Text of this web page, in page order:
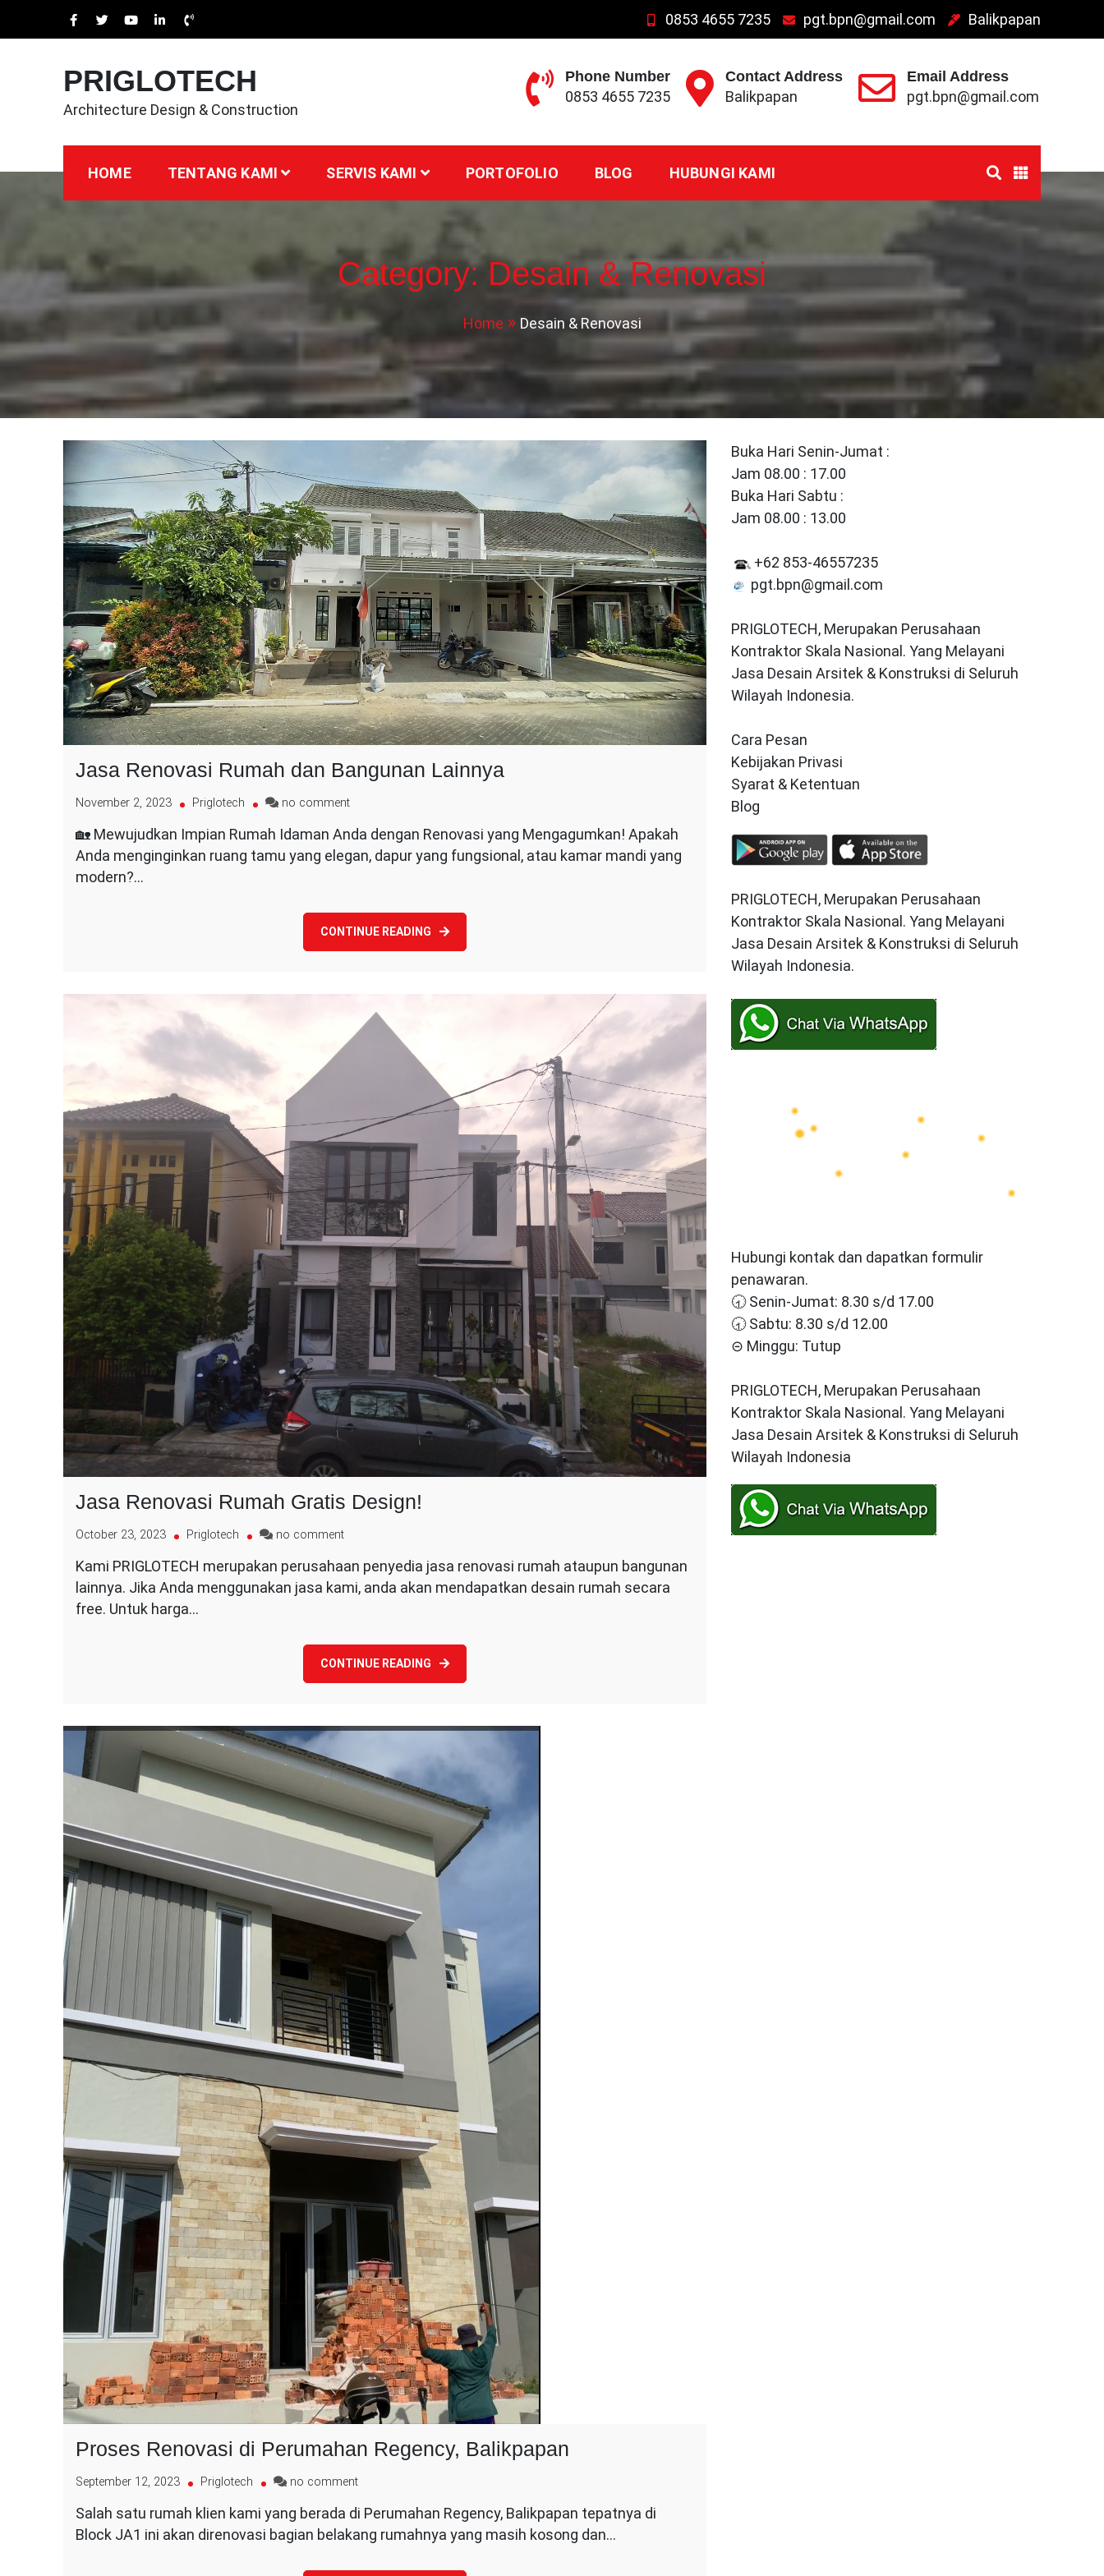
0853 4655 7235 pgt.bpn@gmail.com Balikpapan
PRIGLOTECH
Architecture Design & Construction
Phone Number
0853 4655 7235
Contact Address
Balikpapan
Email Address
pgt.bpn@gmail.com
HOME TENTANG KAMI SERVIS KAMI PORTOFOLIO BLOG HUBUNGI KAMI
Category: Desain & Renovasi
Home Desain & Renovasi
Jasa Renovasi Rumah dan Bangunan Lainnya
November 2, 2023 Priglotech no commenton
Renovasi
Rumah
🏡 Mewujudkan Impian Rumah Idaman Anda dengan Renovasi yang Mengagumkan! Apakah
Anda menginginkan ruang tamu yang elegan, dapur yang fungsional, atau kamar mandi yang
modern?…
CONTINUE READING
Jasa Renovasi Rumah Gratis Design!
October 23, 2023 Priglotech no commenton
Renovasi
Rumah
Kami PRIGLOTECH merupakan perusahaan penyedia jasa renovasi rumah ataupun bangunan
lainnya. Jika Anda menggunakan jasa kami, anda akan mendapatkan desain rumah secara
free. Untuk harga…
CONTINUE READING
Proses Renovasi di Perumahan Regency, Balikpapan
September 12, 2023 Priglotech no commenton
Renovasi
di
Regency,
Salah satu rumah klien kami yang berada di Perumahan Regency, Balikpapan tepatnya di
Block JA1 ini akan direnovasi bagian belakang rumahnya yang masih kosong dan…
Buka Hari Senin-Jumat :
Jam 08.00 : 17.00
Buka Hari Sabtu :
Jam 08.00 : 13.00
+62 853-46557235
pgt.bpn@gmail.com
PRIGLOTECH, Merupakan Perusahaan
Kontraktor Skala Nasional. Yang Melayani
Jasa Desain Arsitek & Konstruksi di Seluruh
Wilayah Indonesia.
Cara Pesan
Kebijakan Privasi
Syarat & Ketentuan
Blog
PRIGLOTECH, Merupakan Perusahaan
Kontraktor Skala Nasional. Yang Melayani
Jasa Desain Arsitek & Konstruksi di Seluruh
Wilayah Indonesia.
Hubungi kontak dan dapatkan formulir
penawaran.
🕣 Senin-Jumat: 8.30 s/d 17.00
🕣 Sabtu: 8.30 s/d 12.00
⊝ Minggu: Tutup
PRIGLOTECH, Merupakan Perusahaan
Kontraktor Skala Nasional. Yang Melayani
Jasa Desain Arsitek & Konstruksi di Seluruh
Wilayah Indonesia